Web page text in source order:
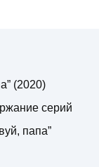
(2020)
серий
папа”